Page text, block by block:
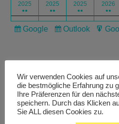
2025
●●
2025
●●
2025
●●
2026
●●
Subscribe
Google
Subscribe
Outlook
Wir verwenden Cookies auf
die bestmögliche Erfahrung zu
Ihre Präferenzen für den
speichern. Durch das Klicken
Sie ALL diesen Cookies zu.